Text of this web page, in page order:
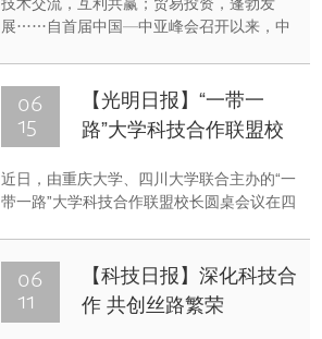
的“星辰大海”
技术交流，互利共赢；贸易投资，蓬勃发
展……自首届中国—中亚峰会召开以来，中
06
15
【光明日报】“一带一
路”大学科技合作联盟校
近日，由重庆大学、四川大学联合主办的“一
带一路”大学科技合作联盟校长圆桌会议在四
参加会议。
06
11
【科技日报】深化科技合
作 共创丝路繁荣